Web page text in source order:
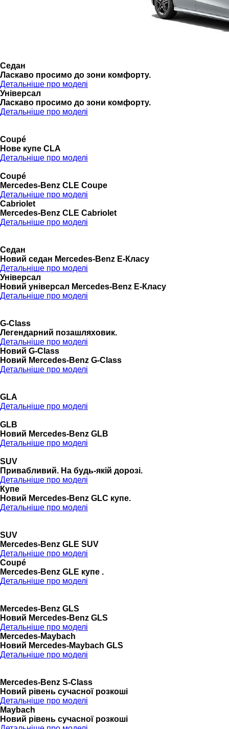
Седан
Ласкаво просимо до зони комфорту.
Детальніше про моделі
Універсал
Ласкаво просимо до зони комфорту.
Детальніше про моделі
Coupé
Нове купе CLA
Детальніше про моделі
Coupé
Mercedes-Benz CLE Coupe
Детальніше про моделі
Cabriolet
Mercedes-Benz CLE Cabriolet
Детальніше про моделі
Седан
Новий седан Mercedes-Benz Е-Класу
Детальніше про моделі
Універсал
Новий універсал Mercedes-Benz E-Класу
Детальніше про моделі
G-Class
Легендарний позашляховик.
Детальніше про моделі
Новий G-Class
Новий Mercedes-Benz G-Class
Детальніше про моделі
GLA
Детальніше про моделі
GLB
Новий Mercedes-Benz GLB
Детальніше про моделі
SUV
Привабливий. На будь-якій дорозі.
Детальніше про моделі
Купе
Новий Mercedes-Benz GLС купе.
Детальніше про моделі
SUV
Mercedes-Benz GLE SUV
Детальніше про моделі
Coupé
Mercedes-Benz GLE купе .
Детальніше про моделі
Mercedes-Benz GLS
Новий Mercedes-Benz GLS
Детальніше про моделі
Mercedes-Maybach
Новий Mercedes-Maybach GLS
Детальніше про моделі
Mercedes-Benz S-Class
Новий рівень сучасної розкоші
Детальніше про моделі
Maybach
Новий рівень сучасної розкоші